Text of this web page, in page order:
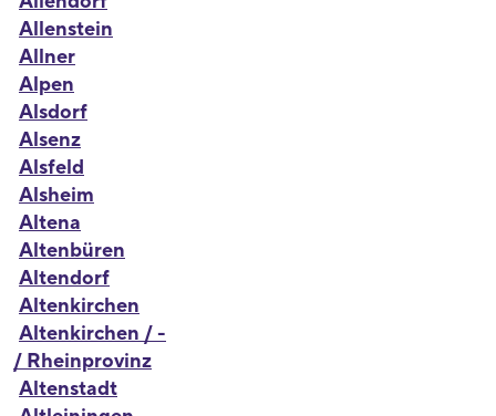
Allenstein
Allner
Alpen
Alsdorf
Alsenz
Alsfeld
Alsheim
Altena
Altenbüren
Altendorf
Altenkirchen
Altenkirchen / -
/ Rheinprovinz
Altenstadt